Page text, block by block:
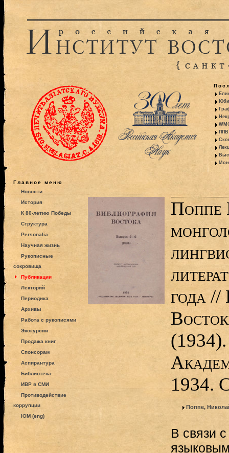
ППВ
Главное меню
Новости
История
К 80-летию Победы
Структура
Personalia
Научная жизнь
Рукописные
сокровища
Публикации
Лекторий
Периодика
Архивы
Работа с рукописями
Экскурсии
Продажа книг
Спонсорам
Аспирантура
Библиотека
ИВР в СМИ
Противодействие
коррупции
IOM (eng)
Поппе
года //
(1934).
1934.
Поппе,
В связи